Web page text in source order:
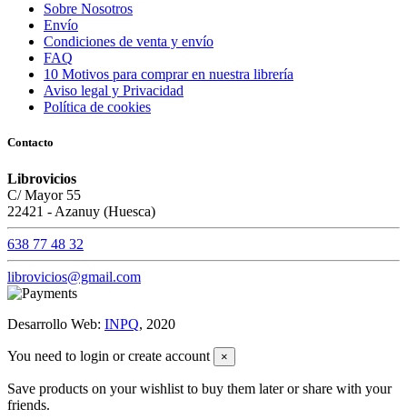
Sobre Nosotros
Envío
Condiciones de venta y envío
FAQ
10 Motivos para comprar en nuestra librería
Aviso legal y Privacidad
Política de cookies
Contacto
Librovicios
C/ Mayor 55
22421 - Azanuy (Huesca)
638 77 48 32
librovicios@gmail.com
Desarrollo Web: INPQ, 2020
You need to login or create account ×
Save products on your wishlist to buy them later or share with your
friends.